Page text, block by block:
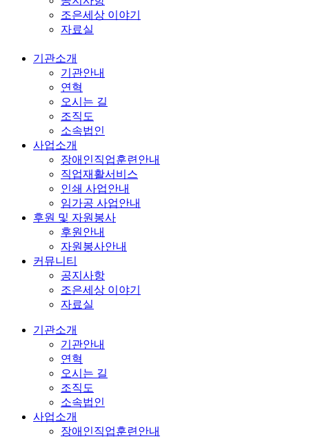
조은세상 이야기
자료실
기관소개
기관안내
연혁
오시는 길
조직도
소속법인
사업소개
장애인직업훈련안내
직업재활서비스
인쇄 사업안내
임가공 사업안내
후원 및 자원봉사
후원안내
자원봉사안내
커뮤니티
공지사항
조은세상 이야기
자료실
기관소개
기관안내
연혁
오시는 길
조직도
소속법인
사업소개
장애인직업훈련안내